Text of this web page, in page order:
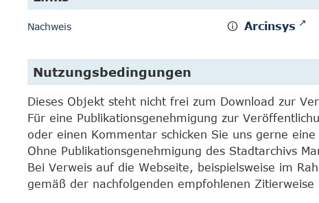
Nachweis Arcinsys
Nutzungsbedingungen
Dieses Objekt steht nicht frei zum Download zur
Für eine Publikationsgenehmigung zur
oder einen Kommentar schicken Sie uns gerne eine
Ohne Publikationsgenehmigung des Stadtarchivs
Bei Verweis auf die Webseite, beispielsweise im
gemäß der nachfolgenden empfohlenen Zitierweise